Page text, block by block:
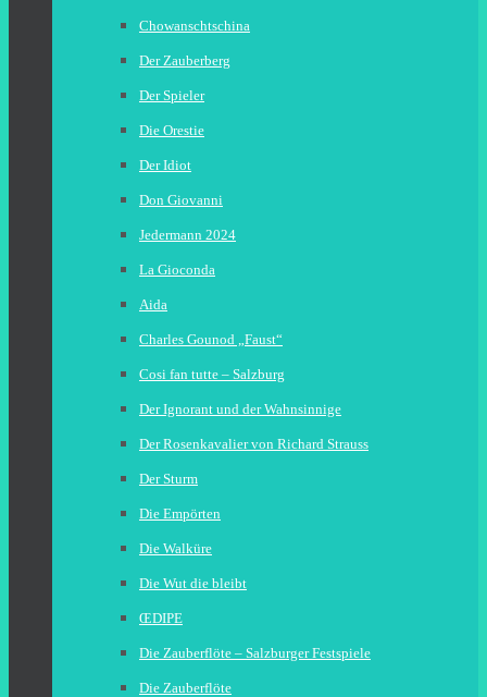
Chowanschtschina
Der Zauberberg
Der Spieler
Die Orestie
Der Idiot
Don Giovanni
Jedermann 2024
La Gioconda
Aida
Charles Gounod „Faust“
Cosi fan tutte – Salzburg
Der Ignorant und der Wahnsinnige
Der Rosenkavalier von Richard Strauss
Der Sturm
Die Empörten
Die Walküre
Die Wut die bleibt
ŒDIPE
Die Zauberflöte – Salzburger Festspiele
Die Zauberflöte